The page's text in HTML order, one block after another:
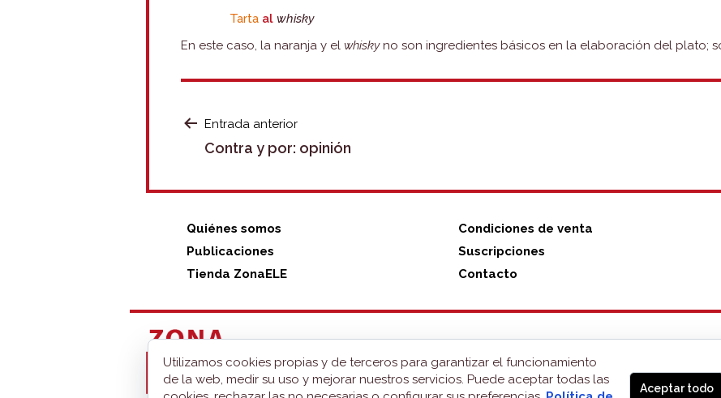
Tarta alwhisky
En este caso, la naranja y elwhiskyno son ingredientes básicos en la elaboración del plato;
NAVEGACIÓN
DE
ENTRADAS
Entrada anterior
Contra y por: opinión
Quiénes somos
Publicaciones
Tienda ZonaELE
Condiciones de venta
Suscripciones
Contacto
Utilizamos cookies propias y de terceros para garantizar el funcionamiento
de la web, medir su uso y mejorar nuestros servicios. Puede aceptar todas las
Aceptar todo